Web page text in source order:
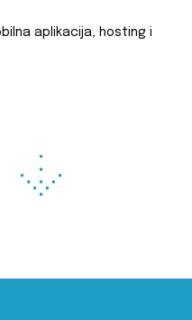
aplikacija, hosting i